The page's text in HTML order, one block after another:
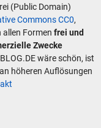
(Public Domain)
Commons CC0,
Formen frei und
Zwecke
wäre schön, ist
höheren Auflösungen